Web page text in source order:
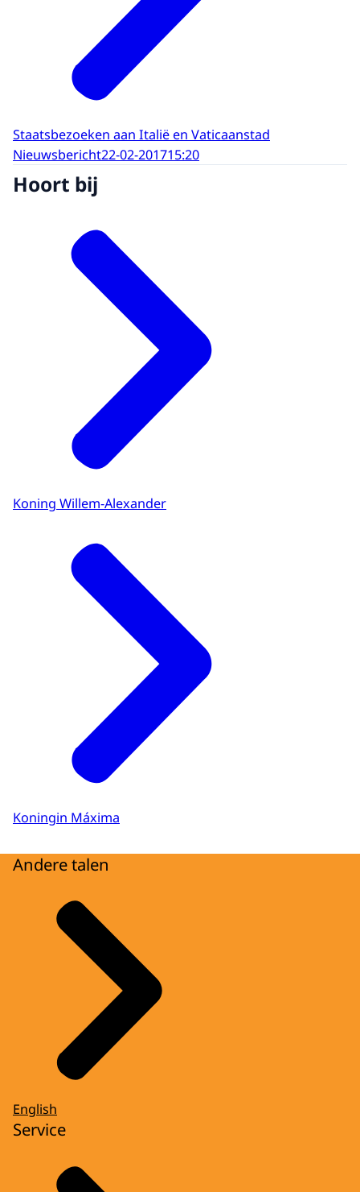
Staatsbezoeken aan Italië en Vaticaanstad
Nieuwsbericht22-02-201715:20
Hoort bij
Koning Willem-Alexander
Koningin Máxima
Andere talen
English
Service